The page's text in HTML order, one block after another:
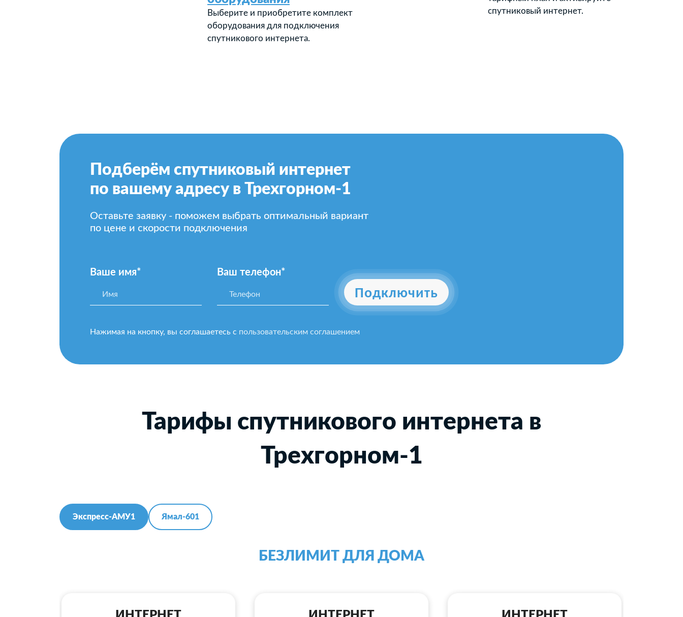
Выберите и приобретите комплект
оборудования для подключения
спутникового интернета.
спутниковый интернет.
Подберём спутниковый интернет
по вашему адресу в Трехгорном-1
Оставьте заявку - поможем выбрать оптимальный вариант
по цене и скорости подключения
Ваше имя* Ваш телефон*
Подключить
Нажимая на кнопку, вы соглашаетесь с пользовательским соглашением
Тарифы спутникового интернета в
Трехгорном-1
Экспресс-АМУ1 Ямал-601
БЕЗЛИМИТ ДЛЯ ДОМА